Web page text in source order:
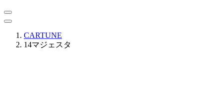
CARTUNE
14マジェスタ